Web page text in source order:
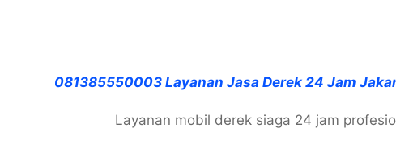
081385550003 Layanan Jasa Derek 24 Jam
Layanan mobil derek siaga 24 jam